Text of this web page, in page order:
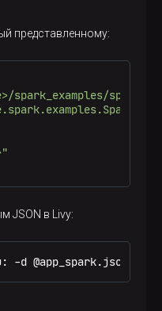
представленному:
spark_examples/
JSON в Livy:
@app_spark.json -H